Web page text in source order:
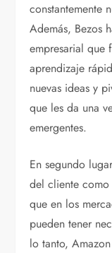
constantemente
Además, Bezos
empresarial que
aprendizaje
nuevas ideas y
que les da una
emergentes.
En segundo
del cliente
que en los
pueden tener
lo tanto,